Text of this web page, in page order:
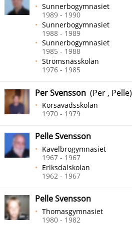
Sunnerbogymnasiet
1989 - 1990
Sunnerbogymnasiet
1988 - 1989
Sunnerbogymnasiet
1985 - 1988
Strömsnässkolan
1976 - 1985
Per Svensson (Per , Pelle)
Korsavadsskolan
1970 - 1979
Pelle Svensson
Kavelbrogymnasiet
1967 - 1967
Eriksdalskolan
1962 - 1967
Pelle Svensson
Thomasgymnasiet
1980 - 1982